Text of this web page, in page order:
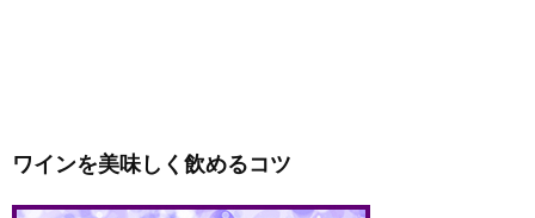
ワインを美味しく飲めるコツ